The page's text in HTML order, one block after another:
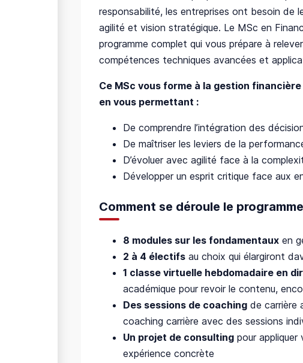
responsabilité, les entreprises ont besoin de
agilité et vision stratégique. Le MSc en
programme complet qui vous prépare à
compétences techniques avancées et
Ce MSc vous forme à la gestion
en vous permettant :
De comprendre l’intégration des
De maîtriser les leviers de la
D’évoluer avec agilité face à la
Développer un esprit critique face aux
Comment se déroule le
8 modules sur les fondamentaux en
2 à 4 électifs au choix qui élargiront
1 classe virtuelle hebdomadaire en
académique pour revoir le contenu,
Des sessions de coaching de carrière
coaching carrière avec des sessions
Un projet de consulting pour
expérience concrète